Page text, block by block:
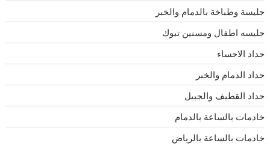
جليسة وطباخة بالدمام والخبر
جليسه اطفال ومسنين تبوك
حداد الاحساء
حداد الدمام والخبر
حداد القطيف والجبيل
خادمات بالساعة بالدمام
خادمات بالساعة بالرياض